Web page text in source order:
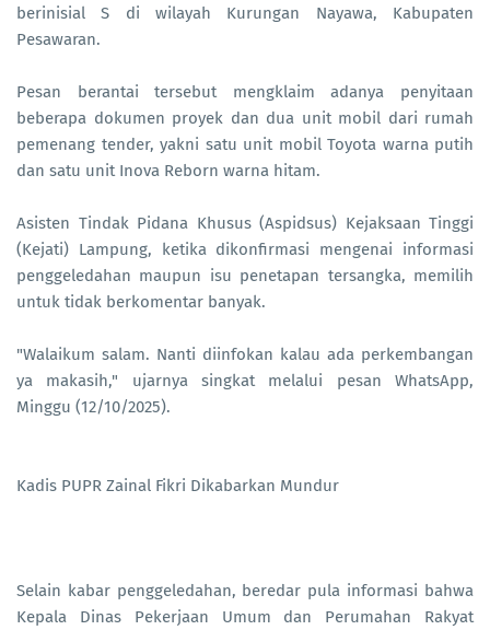
berinisial S di wilayah Kurungan Nayawa, Kabupaten
Pesawaran.
Pesan berantai tersebut mengklaim adanya penyitaan
beberapa dokumen proyek dan dua unit mobil dari rumah
pemenang tender, yakni satu unit mobil Toyota warna putih
dan satu unit Inova Reborn warna hitam.
Asisten Tindak Pidana Khusus (Aspidsus) Kejaksaan Tinggi
(Kejati) Lampung, ketika dikonfirmasi mengenai informasi
penggeledahan maupun isu penetapan tersangka, memilih
untuk tidak berkomentar banyak.
"Walaikum salam. Nanti diinfokan kalau ada perkembangan
ya makasih," ujarnya singkat melalui pesan WhatsApp,
Minggu (12/10/2025).
Kadis PUPR Zainal Fikri Dikabarkan Mundur
Selain kabar penggeledahan, beredar pula informasi bahwa
Kepala Dinas Pekerjaan Umum dan Perumahan Rakyat